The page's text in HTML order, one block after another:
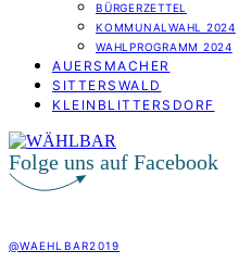
BÜRGERZETTEL
KOMMUNALWAHL 2024
WAHLPROGRAMM 2024
AUERSMACHER
SITTERSWALD
KLEINBLITTERSDORF
Folge uns auf Facebook
@WAEHLBAR2019